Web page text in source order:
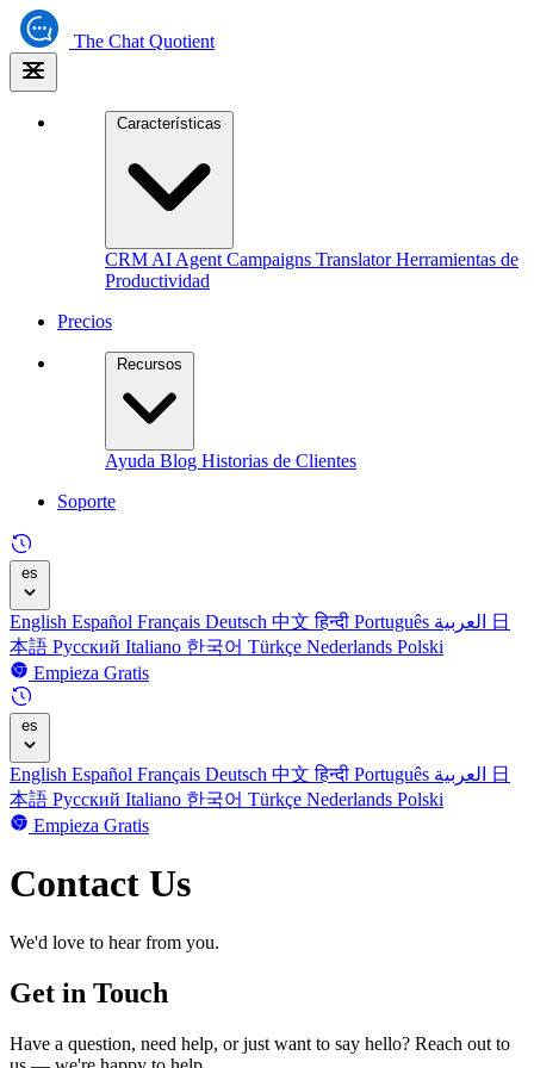
The Chat Quotient
Características
CRM AI Agent Campaigns TranslatorHerramientas de
Productividad
Precios
Recursos
Ayuda Blog Historias de Clientes
Soporte
es
English Español Français Deutsch 中文हिन्दी Português
日
本語 Русский Italiano 한국어 Türkçe Nederlands Polski
Empieza Gratis
es
English Español Français Deutsch 中文हिन्दी Português
日
本語 Русский Italiano 한국어 Türkçe Nederlands Polski
Empieza Gratis
Contact Us
We'd love to hear from you.
Get in Touch
Have a question, need help, or just want to say hello? Reach out to